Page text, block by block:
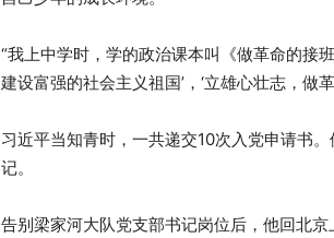
“我上中学时，学的政治课本叫《做革命的接
建设富强的社会主义祖国’，‘立雄心壮志，做
习近平当知青时，一共递交10次入党申请书
记。
告别梁家河大队党支部书记岗位后，他回北